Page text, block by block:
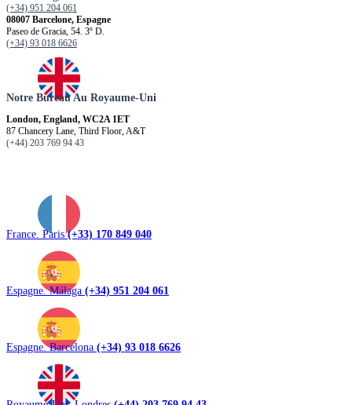
(+34) 951 204 061
08007 Barcelone, Espagne
Paseo de Gracia, 54. 3º D.
(+34) 93 018 6626
Notre Bureau Au Royaume-Uni
London, England, WC2A 1ET
87 Chancery Lane, Third Floor, A&T
(+44) 203 769 94 43
France. Paris(+33) 170 849 040
Espagne. Málaga (+34) 951 204 061
Espagne. Barcelona (+34) 93 018 6626